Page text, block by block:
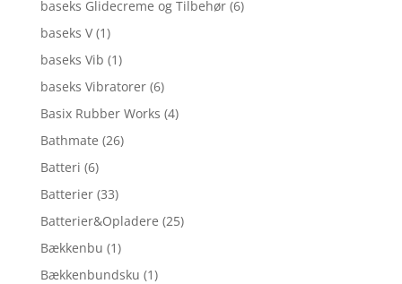
baseks Glidecreme og Tilbehør (6)
baseks V (1)
baseks Vib (1)
baseks Vibratorer (6)
Basix Rubber Works (4)
Bathmate (26)
Batteri (6)
Batterier (33)
Batterier&Opladere (25)
Bækkenbu (1)
Bækkenbundsku (1)